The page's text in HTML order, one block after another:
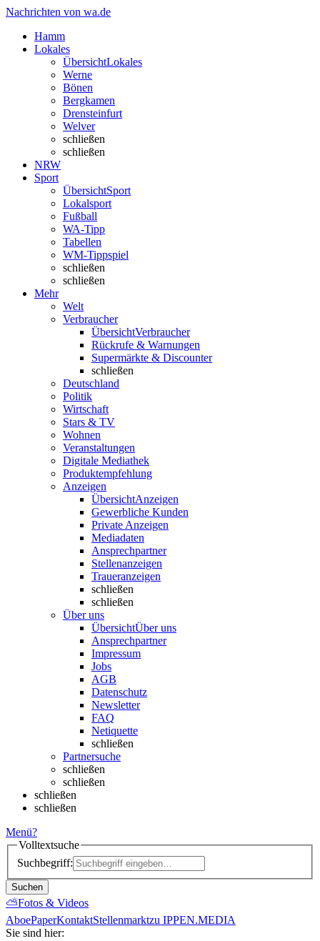
Nachrichten von wa.de
Hamm
Lokales
ÜbersichtLokales
Werne
Bönen
Bergkamen
Drensteinfurt
Welver
schließen
schließen
NRW
Sport
ÜbersichtSport
Lokalsport
Fußball
WA-Tipp
Tabellen
WM-Tippspiel
schließen
schließen
Mehr
Welt
Verbraucher
ÜbersichtVerbraucher
Rückrufe & Warnungen
Supermärkte & Discounter
schließen
Deutschland
Politik
Wirtschaft
Stars & TV
Wohnen
Veranstaltungen
Digitale Mediathek
Produktempfehlung
Anzeigen
ÜbersichtAnzeigen
Gewerbliche Kunden
Private Anzeigen
Mediadaten
Ansprechpartner
Stellenanzeigen
Traueranzeigen
schließen
schließen
Über uns
ÜbersichtÜber uns
Ansprechpartner
Impressum
Jobs
AGB
Datenschutz
Newsletter
FAQ
Netiquette
schließen
Partnersuche
schließen
schließen
schließen
schließen
Menü?
Volltextsuche
Suchbegriff:
Suchen
⛅Fotos & Videos
AboePaperKontaktStellenmarktzu IPPEN.MEDIA
Sie sind hier: